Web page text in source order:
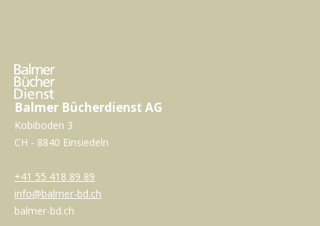
Balmer Bücherdienst AG
Kobiboden 3
CH - 8840 Einsiedeln
+41 55 418 89 89
info@balmer-bd.ch
balmer-bd.ch